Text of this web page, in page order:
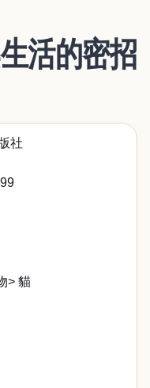
活的密招
社
> 貓